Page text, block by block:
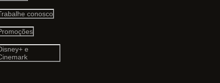
conosco
e